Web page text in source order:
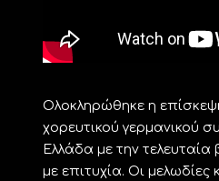
Ολοκληρώθηκε η
χορευτικού γερμανικού
Ελλάδα με την
με επιτυχία. Οι μελωδίες